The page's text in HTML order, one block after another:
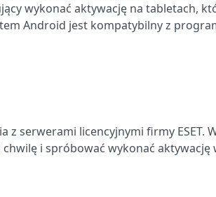
wykonać aktywację na tabletach,
Android jest kompatybilny z
z serwerami licencyjnymi firmy ESET.
i spróbować wykonać aktywację